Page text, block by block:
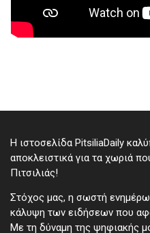
Η ιστοσελίδα PitsiliaDaily
αποκλειστικά για τα χωριά
Πιτσιλιάς!
Στόχος μας, η σωστή
κάλυψη των ειδήσεων που
Με τη δύναμη της ψηφιακής